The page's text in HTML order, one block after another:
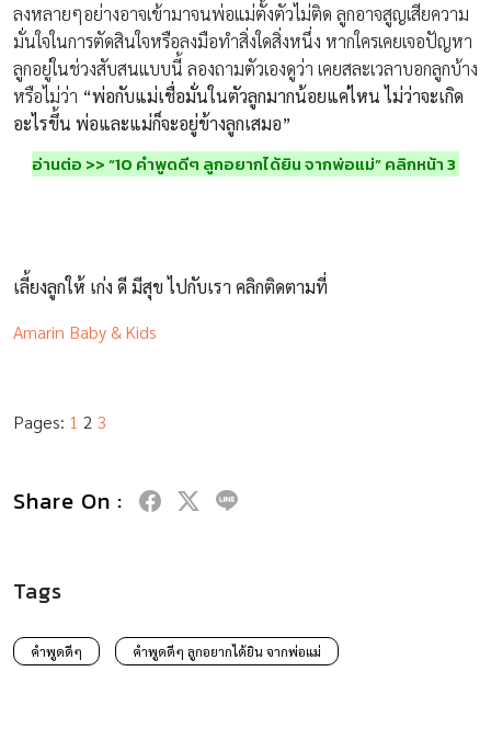
ลงหลายๆอย่างอาจเข้ามาจนพ่อแม่ตั้งตัวไม่ติด ลูกอาจสูญเสียความ
มั่นใจในการตัดสินใจหรือลงมือทำสิ่งใดสิ่งหนึ่ง หากใครเคยเจอปัญหา
ลูกอยู่ในช่วงสับสนแบบนี้ ลองถามตัวเองดูว่า เคยสละเวลาบอกลูกบ้าง
หรือไม่ว่า “พ่อกับแม่เชื่อมั่นในตัวลูกมากน้อยแค่ไหน ไม่ว่าจะเกิด
อะไรขึ้น พ่อและแม่ก็จะอยู่ข้างลูกเสมอ”
อ่านต่อ >> “10 คำพูดดีๆ ลูกอยากได้ยิน จากพ่อแม่” คลิกหน้า 3
เลี้ยงลูกให้ เก่ง ดี มีสุข ไปกับเรา คลิกติดตามที่
Amarin Baby & Kids
Pages: 1 2 3
Share On :
Tags
คำพูดดีๆ คำพูดดีๆ ลูกอยากได้ยิน จากพ่อแม่